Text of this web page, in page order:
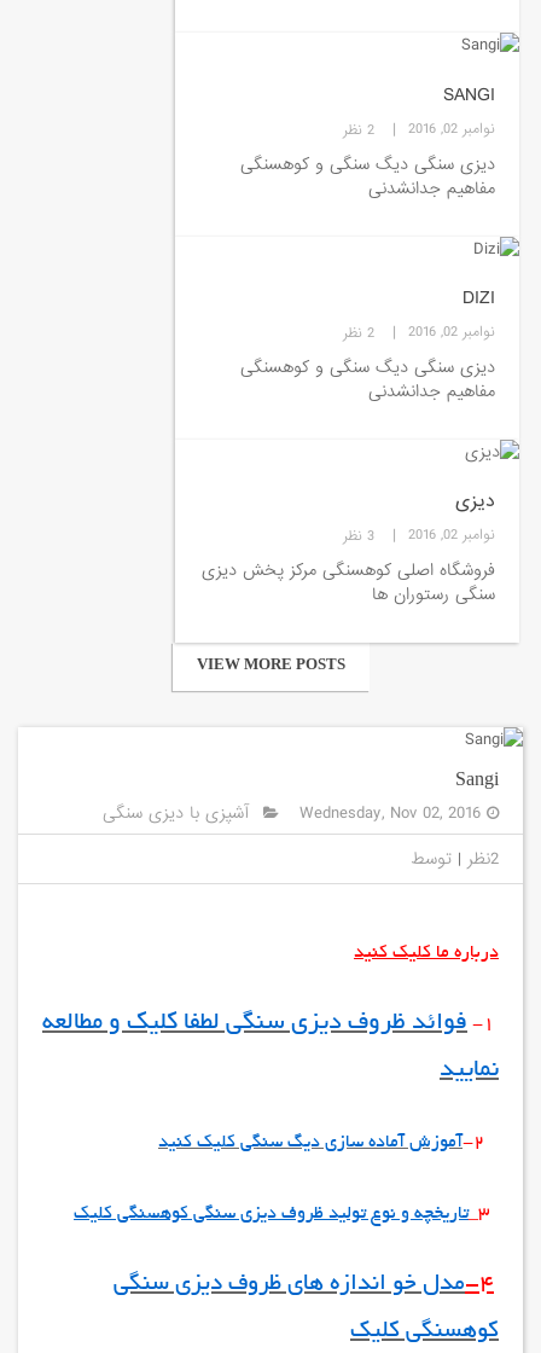
SANGI
نوامبر 02, 2016 | 2 نظر
دیزی سنگی دیگ سنگی و کوهسنگی
مفاهیم جدانشدنی
DIZI
نوامبر 02, 2016 | 2 نظر
دیزی سنگی دیگ سنگی و کوهسنگی
مفاهیم جدانشدنی
دیزی
نوامبر 02, 2016 | 3 نظر
فروشگاه اصلی کوهسنگی مرکز پخش دیزی
سنگی رستوران ها
VIEW MORE POSTS
Sangi
Wednesday, Nov 02, 2016
آشپزی با دیزی سنگی
2نظر
| توسط
درباره ما کلیک کنید
1-
فوائد ظروف دیزی سنگی لطفا کلیک و مطالعه
نمایید
آموزش آماده سازی دیگ سنگی کلیک کنید
تاریخچه و نوع تولید ظروف دیزی سنگی کوهسنگی کلیک
4-
مدل خو اندازه های ظروف دیزی سنگی
کوهسنگی کلیک